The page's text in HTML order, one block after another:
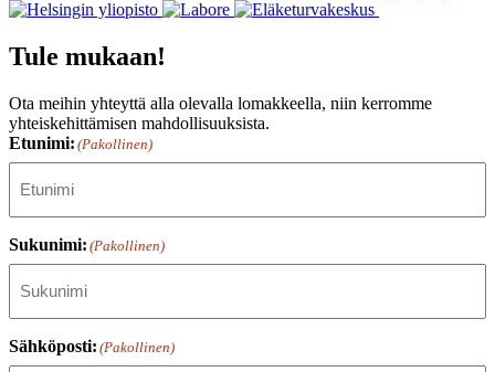
Tule mukaan!
Ota meihin yhteyttä alla olevalla lomakkeella, niin kerromme
yhteiskehittämisen mahdollisuuksista.
Etunimi: (Pakollinen)
Sukunimi: (Pakollinen)
Sähköposti: (Pakollinen)